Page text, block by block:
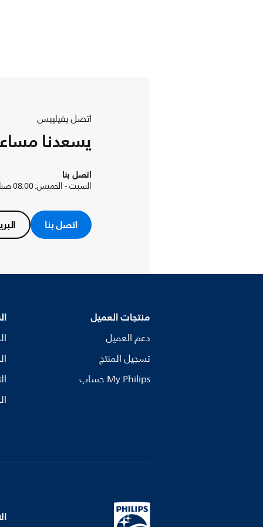
اتصل بفيليبس
يسعدنا
اتصل بنا
السبت - الخميس: 08:00 صباحًا إلى 05:00 مساءً
اتصل بنا
منتجات العميل
دعم العميل
تسجيل المنتج
My Philips حساب